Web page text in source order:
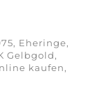
Eheringe,
Gelbgold,
kaufen,